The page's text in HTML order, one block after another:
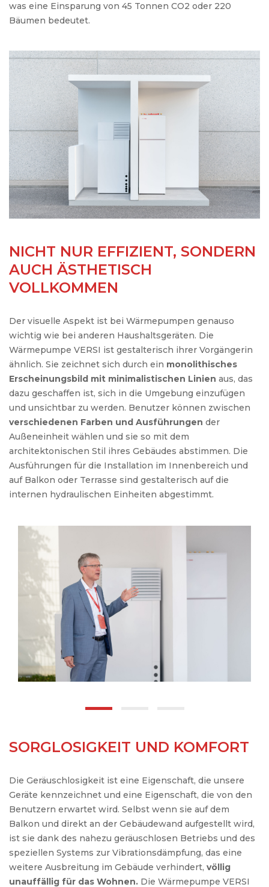
was eine Einsparung von 45 Tonnen CO2 oder 220
Bäumen bedeutet.
NICHT NUR EFFIZIENT, SONDERN
AUCH ÄSTHETISCH
VOLLKOMMEN
Der visuelle Aspekt ist bei Wärmepumpen genauso
wichtig wie bei anderen Haushaltsgeräten. Die
Wärmepumpe VERSI ist gestalterisch ihrer Vorgängerin
ähnlich. Sie zeichnet sich durch ein monolithisches
Erscheinungsbild mit minimalistischen Linien aus, das
dazu geschaffen ist, sich in die Umgebung einzufügen
und unsichtbar zu werden. Benutzer können zwischen
verschiedenen Farben und Ausführungen der
Außeneinheit wählen und sie so mit dem
architektonischen Stil ihres Gebäudes abstimmen. Die
Ausführungen für die Installation im Innenbereich und
auf Balkon oder Terrasse sind gestalterisch auf die
internen hydraulischen Einheiten abgestimmt.
SORGLOSIGKEIT UND KOMFORT
Die Geräuschlosigkeit ist eine Eigenschaft, die unsere
Geräte kennzeichnet und eine Eigenschaft, die von den
Benutzern erwartet wird. Selbst wenn sie auf dem
Balkon und direkt an der Gebäudewand aufgestellt wird,
ist sie dank des nahezu geräuschlosen Betriebs und des
speziellen Systems zur Vibrationsdämpfung, das eine
weitere Ausbreitung im Gebäude verhindert, völlig
unauffällig für das Wohnen. Die Wärmepumpe VERSI